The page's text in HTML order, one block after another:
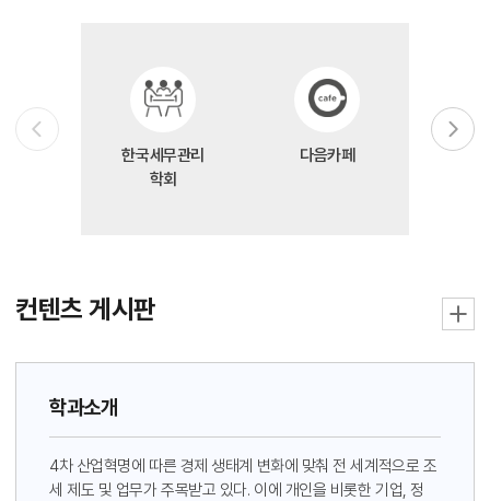
한국세무관리
학회
다음카페
컨텐츠 게시판
학과소개
4차 산업혁명에 따른 경제 생태계 변화에 맞춰 전 세계적으로 조
세 제도 및 업무가 주목받고 있다. 이에 개인을 비롯한 기업, 정